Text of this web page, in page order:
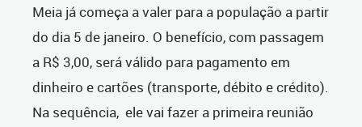
Meia já começa a valer para a população a partir
do dia 5 de janeiro. O benefício, com passagem
a R$ 3,00, será válido para pagamento em
dinheiro e cartões (transporte, débito e crédito).
Na sequência, elevai fazer a primeira reunião